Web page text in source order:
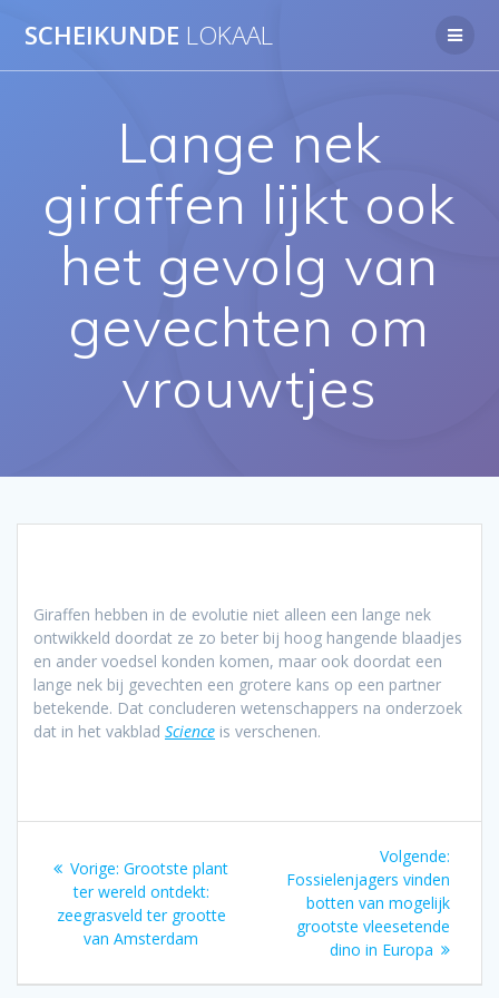
naar
SCHEIKUNDE LOKAAL
Lange nek
giraffen lijkt ook
het gevolg van
gevechten om
vrouwtjes
Giraffen hebben in de evolutie niet alleen een lange nek
ontwikkeld doordat ze zo beter bij hoog hangende blaadjes
en ander voedsel konden komen, maar ook doordat een
lange nek bij gevechten een grotere kans op een partner
betekende. Dat concluderen wetenschappers na onderzoek
dat in het vakblad Science is verschenen.
navigatie
Vorige: Vorig
bericht:
Grootste plant
ter wereld ontdekt:
zeegrasveld ter grootte
van Amsterdam
Volgende:
Fossielenjagers vinden
botten van mogelijk
grootste vleesetende
dino in Europa